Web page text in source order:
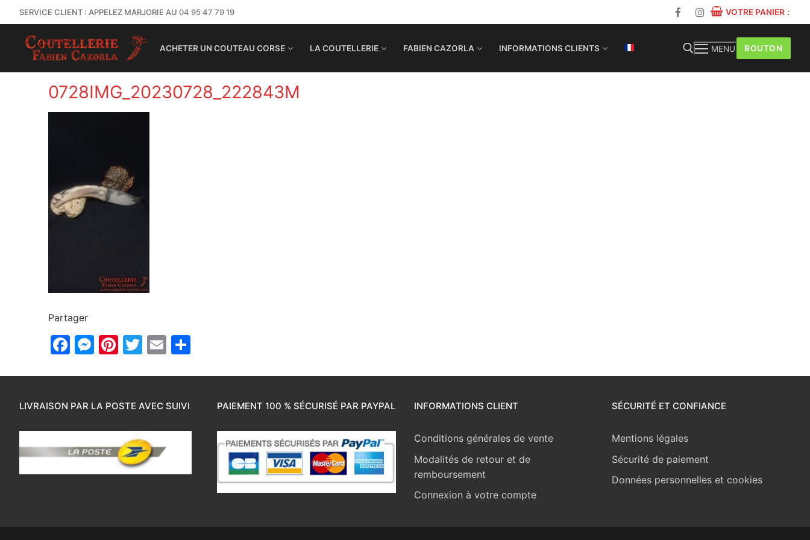
SERVICE CLIENT : APPELEZ MARJORIE AU 04 95 47 79 19 VOTRE PANIER :
ACHETER UN COUTEAU CORSE LA COUTELLERIE FABIEN CAZORLA INFORMATIONS CLIENTS MENU BOUTON
0728IMG_20230728_222843M
Partager
Facebook
Messenger
Pinterest
Twitter
Email
LIVRAISON PAR LA POSTE AVEC SUIVI PAIEMENT 100 % SÉCURISÉ PAR PAYPAL INFORMATIONS CLIENT
Conditions générales de vente
Modalités de retour et de
remboursement
Connexion à votre compte
SÉCURITÉ ET CONFIANCE
Mentions légales
Sécurité de paiement
Données personnelles et cookies